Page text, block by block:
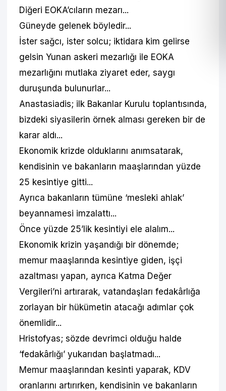
Diğeri EOKA’cıların mezarı...
Güneyde gelenek böyledir...
İster sağcı, ister solcu; iktidara kim gelirse
gelsin Yunan askeri mezarlığı ile EOKA
mezarlığını mutlaka ziyaret eder, saygı
duruşunda bulunurlar...
Anastasiadis; ilk Bakanlar Kurulu toplantısında,
bizdeki siyasilerin örnek alması gereken bir de
karar aldı...
Ekonomik krizde olduklarını anımsatarak,
kendisinin ve bakanların maaşlarından yüzde
25 kesintiye gitti...
Ayrıca bakanların tümüne ‘mesleki ahlak’
beyannamesi imzalattı...
Önce yüzde 25’lik kesintiyi ele alalım...
Ekonomik krizin yaşandığı bir dönemde;
memur maaşlarında kesintiye giden, işçi
azaltması yapan, ayrıca Katma Değer
Vergileri’ni artırarak, vatandaşları fedakârlığa
zorlayan bir hükümetin atacağı adımlar çok
önemlidir...
Hristofyas; sözde devrimci olduğu halde
‘fedakârlığı’ yukarıdan başlatmadı...
Memur maaşlarından kesinti yaparak, KDV
oranlarını artırırken, kendisinin ve bakanların